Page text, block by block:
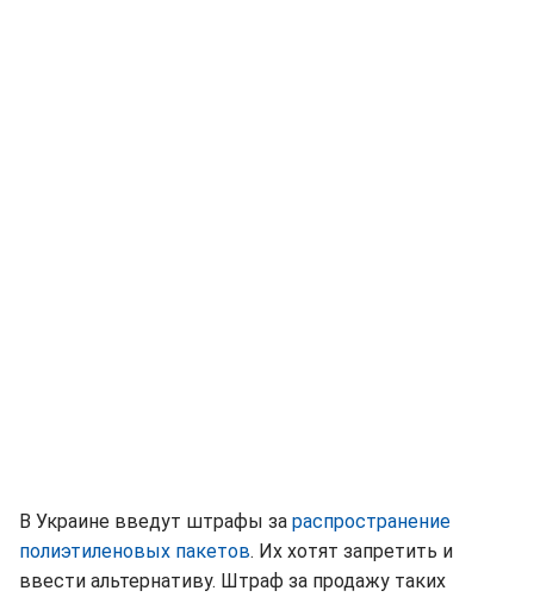
В Украине введут штрафы за распространение
полиэтиленовых пакетов. Их хотят запретить и
ввести альтернативу. Штраф за продажу таких